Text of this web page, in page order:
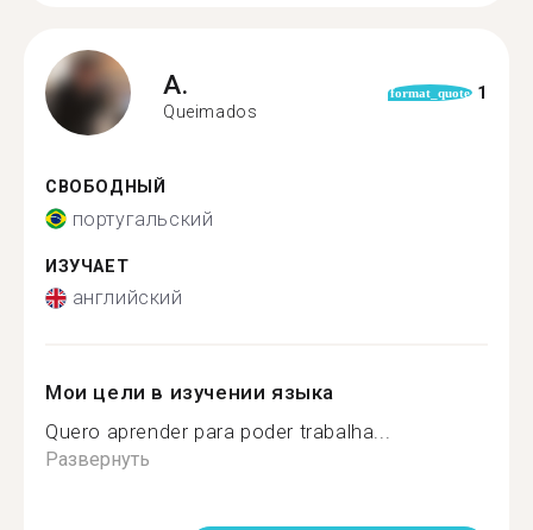
A.
Queimados
format_quote 1
СВОБОДНЫЙ
португальский
ИЗУЧАЕТ
английский
Мои цели в изучении языка
Quero aprender para poder trabalha...
Развернуть